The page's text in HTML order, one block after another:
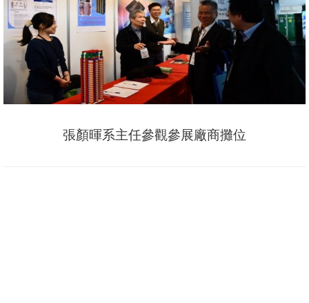
張顏暉系主任參觀參展廠商攤位